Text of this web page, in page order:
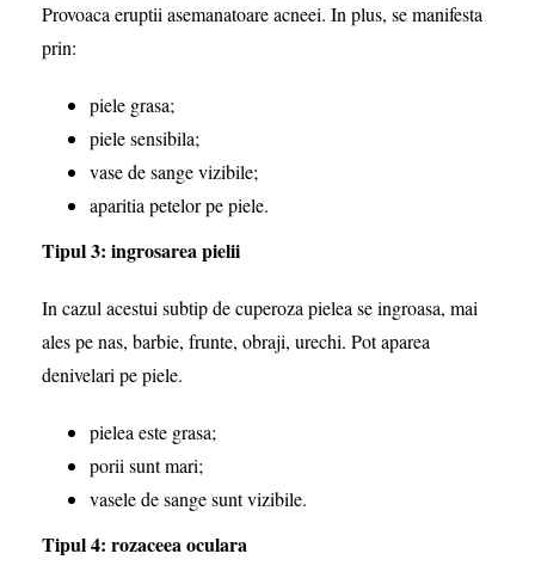
Provoaca eruptii asemanatoare acneei. In plus, se manifesta
prin:
piele grasa;
piele sensibila;
vase de sange vizibile;
aparitia petelor pe piele.
Tipul 3: ingrosarea pielii
In cazul acestui subtip de cuperoza pielea se ingroasa, mai
ales pe nas, barbie, frunte, obraji, urechi. Pot aparea
denivelari pe piele.
pielea este grasa;
porii sunt mari;
vasele de sange sunt vizibile.
Tipul 4: rozaceea oculara